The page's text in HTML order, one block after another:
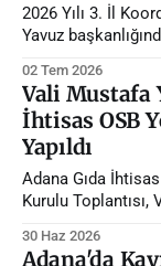
2026 Yılı 3. İl
Yavuz
02 Tem 2026
Vali Mustafa
İhtisas OSB
Yapıldı
Adana Gıda
Kurulu Toplantısı,
30 Haz 2026
Adana'da